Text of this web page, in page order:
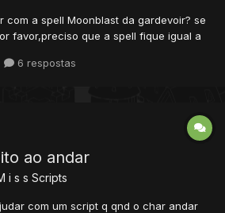
com a spell Moonblast da gardevoir? se
favor,preciso que a spell fique igual a
6 respostas
ao andar
i s s Scripts
com um script q qnd o char andar